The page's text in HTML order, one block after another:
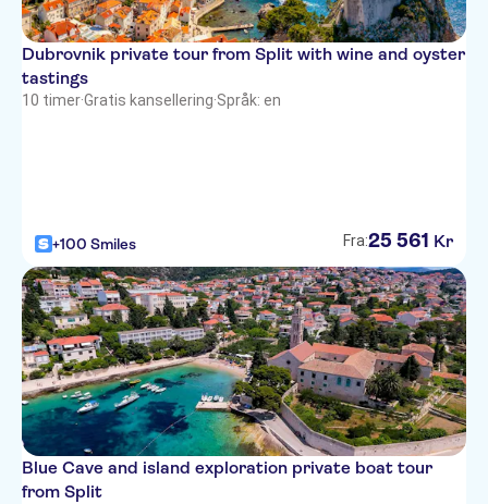
Dubrovnik private tour from Split with wine and oyster
tastings
10 timer·Gratis kansellering·Språk: en
+100 Smiles Fra:25 561 Kr
Blue Cave and island exploration private boat tour
from Split